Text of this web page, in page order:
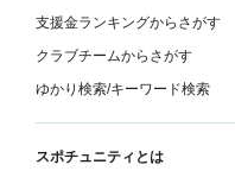
支援金ランキングからさがす
クラブチームからさがす
ゆかり検索/キーワード検索
スポチュニティとは